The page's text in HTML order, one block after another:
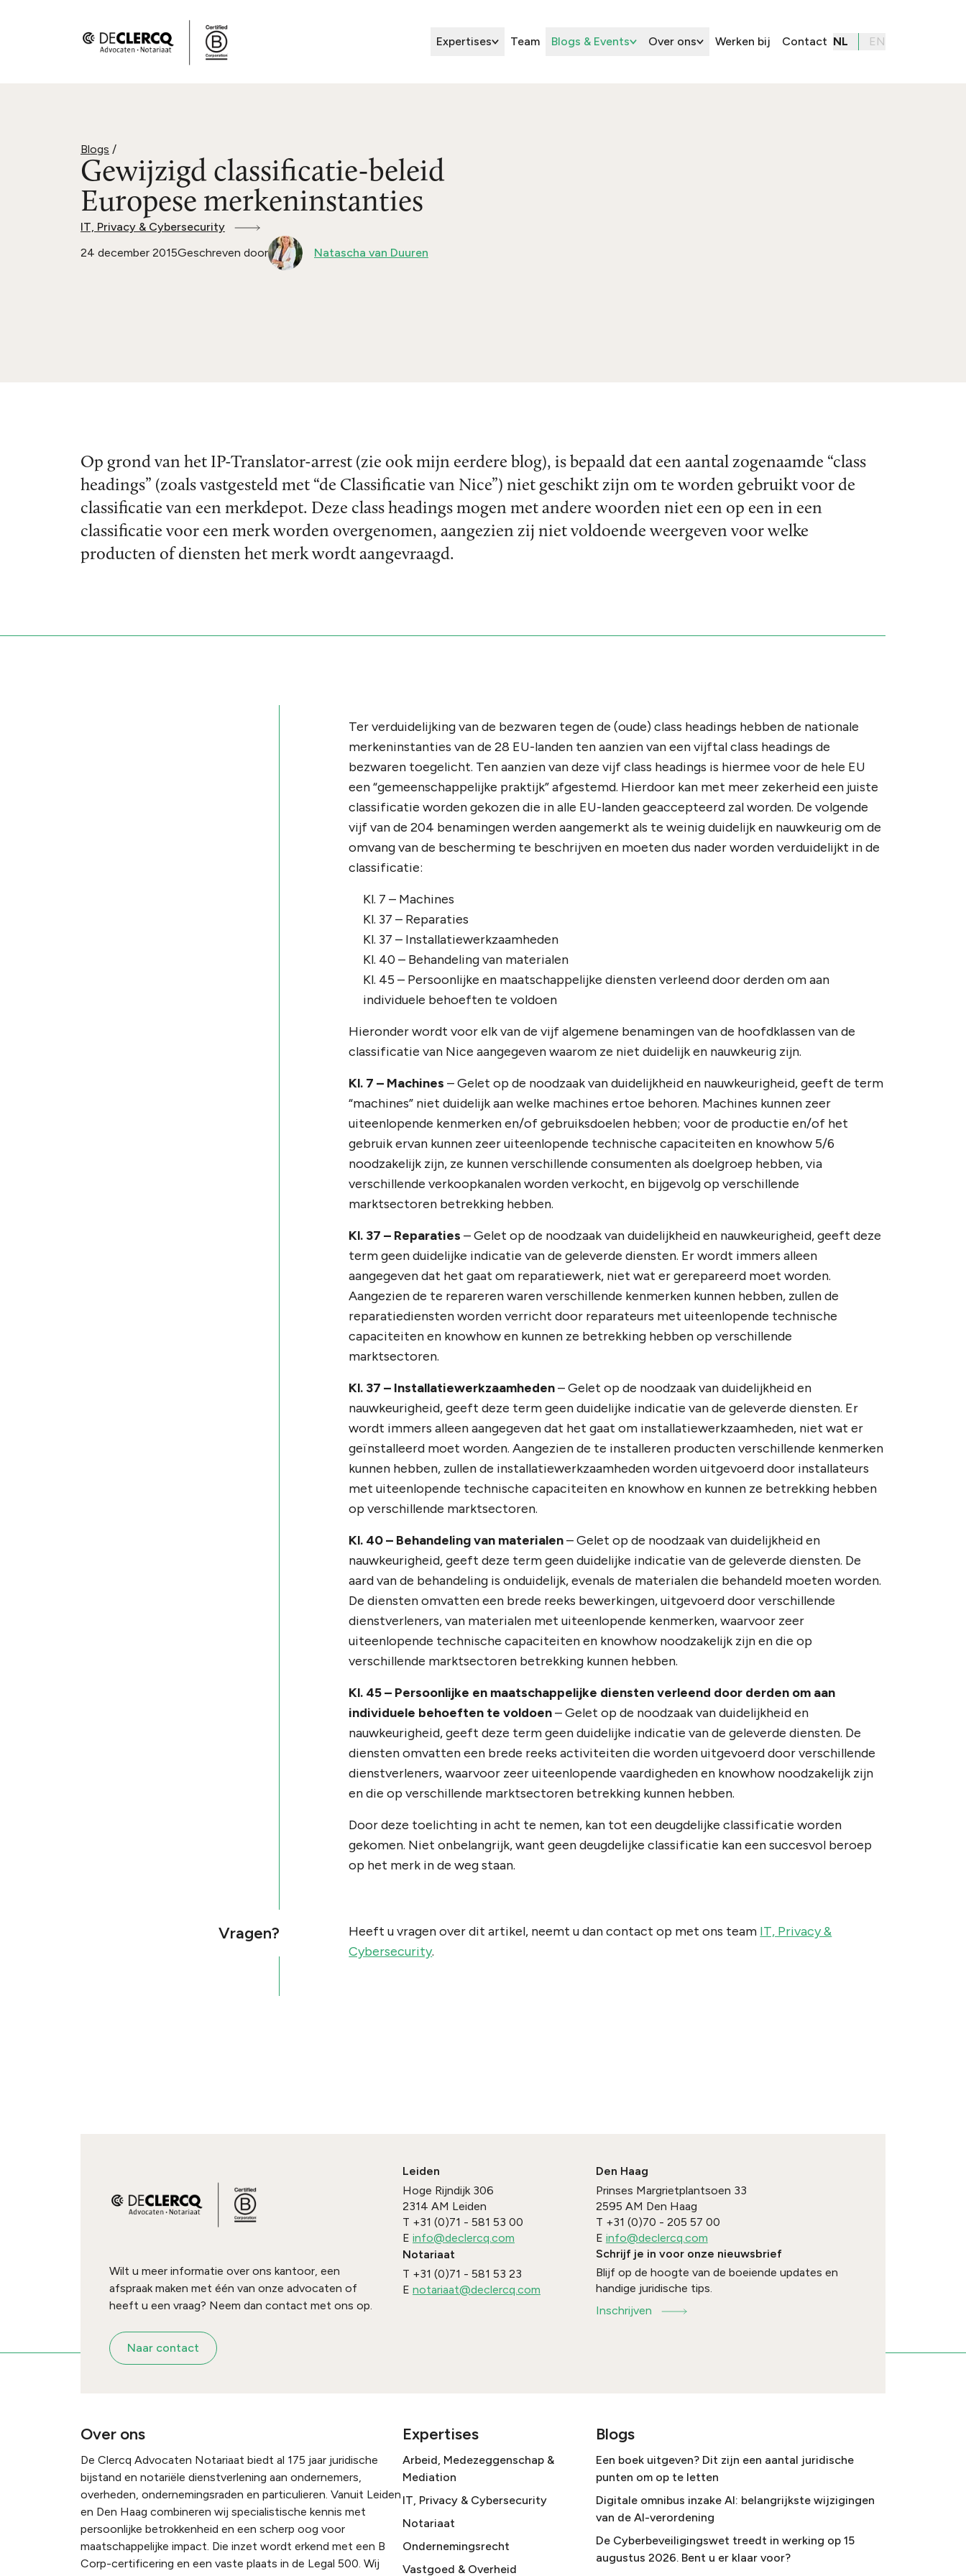
Expertises Team Blogs & Events Over ons Werken bij Contact NL EN
Blogs /
Gewijzigd classificatie-beleid
Europese merkeninstanties
IT, Privacy & Cybersecurity
24 december 2015Geschreven door Natascha van Duuren
Op grond van het IP-Translator-arrest (zie ook mijn eerdere blog), is bepaald dat een aantal zogenaamde “class
headings” (zoals vastgesteld met “de Classificatie van Nice”) niet geschikt zijn om te worden gebruikt voor de
classificatie van een merkdepot. Deze class headings mogen met andere woorden niet een op een in een
classificatie voor een merk worden overgenomen, aangezien zij niet voldoende weergeven voor welke
producten of diensten het merk wordt aangevraagd.
Ter verduidelijking van de bezwaren tegen de (oude) class headings hebben de nationale
merkeninstanties van de 28 EU-landen ten aanzien van een vijftal class headings de
bezwaren toegelicht. Ten aanzien van deze vijf class headings is hiermee voor de hele EU
een “gemeenschappelijke praktijk” afgestemd. Hierdoor kan met meer zekerheid een juiste
classificatie worden gekozen die in alle EU-landen geaccepteerd zal worden. De volgende
vijf van de 204 benamingen werden aangemerkt als te weinig duidelijk en nauwkeurig om de
omvang van de bescherming te beschrijven en moeten dus nader worden verduidelijkt in de
classificatie:
Kl. 7 – Machines
Kl. 37 – Reparaties
Kl. 37 – Installatiewerkzaamheden
Kl. 40 – Behandeling van materialen
Kl. 45 – Persoonlijke en maatschappelijke diensten verleend door derden om aan
individuele behoeften te voldoen
Hieronder wordt voor elk van de vijf algemene benamingen van de hoofdklassen van de
classificatie van Nice aangegeven waarom ze niet duidelijk en nauwkeurig zijn.
Kl. 7 – Machines – Gelet op de noodzaak van duidelijkheid en nauwkeurigheid, geeft de term
“machines” niet duidelijk aan welke machines ertoe behoren. Machines kunnen zeer
uiteenlopende kenmerken en/of gebruiksdoelen hebben; voor de productie en/of het
gebruik ervan kunnen zeer uiteenlopende technische capaciteiten en knowhow 5/6
noodzakelijk zijn, ze kunnen verschillende consumenten als doelgroep hebben, via
verschillende verkoopkanalen worden verkocht, en bijgevolg op verschillende
marktsectoren betrekking hebben.
Kl. 37 – Reparaties – Gelet op de noodzaak van duidelijkheid en nauwkeurigheid, geeft deze
term geen duidelijke indicatie van de geleverde diensten. Er wordt immers alleen
aangegeven dat het gaat om reparatiewerk, niet wat er gerepareerd moet worden.
Aangezien de te repareren waren verschillende kenmerken kunnen hebben, zullen de
reparatiediensten worden verricht door reparateurs met uiteenlopende technische
capaciteiten en knowhow en kunnen ze betrekking hebben op verschillende
marktsectoren.
Kl. 37 – Installatiewerkzaamheden– Gelet op de noodzaak van duidelijkheid en
nauwkeurigheid, geeft deze term geen duidelijke indicatie van de geleverde diensten. Er
wordt immers alleen aangegeven dat het gaat om installatiewerkzaamheden, niet wat er
geïnstalleerd moet worden. Aangezien de te installeren producten verschillende kenmerken
kunnen hebben, zullen de installatiewerkzaamheden worden uitgevoerd door installateurs
met uiteenlopende technische capaciteiten en knowhow en kunnen ze betrekking hebben
op verschillende marktsectoren.
Kl. 40 – Behandeling van materialen– Gelet op de noodzaak van duidelijkheid en
nauwkeurigheid, geeft deze term geen duidelijke indicatie van de geleverde diensten. De
aard van de behandeling is onduidelijk, evenals de materialen die behandeld moeten worden.
De diensten omvatten een brede reeks bewerkingen, uitgevoerd door verschillende
dienstverleners, van materialen met uiteenlopende kenmerken, waarvoor zeer
uiteenlopende technische capaciteiten en knowhow noodzakelijk zijn en die op
verschillende marktsectoren betrekking kunnen hebben.
Kl. 45 – Persoonlijke en maatschappelijke diensten verleend door derden om aan
individuele behoeften te voldoen– Gelet op de noodzaak van duidelijkheid en
nauwkeurigheid, geeft deze term geen duidelijke indicatie van de geleverde diensten. De
diensten omvatten een brede reeks activiteiten die worden uitgevoerd door verschillende
dienstverleners, waarvoor zeer uiteenlopende vaardigheden en knowhow noodzakelijk zijn
en die op verschillende marktsectoren betrekking kunnen hebben.
Door deze toelichting in acht te nemen, kan tot een deugdelijke classificatie worden
gekomen. Niet onbelangrijk, want geen deugdelijke classificatie kan een succesvol beroep
op het merk in de weg staan.
Vragen? Heeft u vragen over dit artikel, neemt u dan contact op met ons team IT, Privacy &
Cybersecurity.
Wilt u meer informatie over ons kantoor, een
afspraak maken met één van onze advocaten of
heeft u een vraag? Neem dan contact met ons op.
Naar contact
Leiden
Hoge Rijndijk 306
2314 AM Leiden
T +31 (0)71 - 581 53 00
E info@declercq.com
Notariaat
T +31 (0)71 - 581 53 23
E notariaat@declercq.com
Den Haag
Prinses Margrietplantsoen 33
2595 AM Den Haag
T +31 (0)70 - 205 57 00
E info@declercq.com
Schrijf je in voor onze nieuwsbrief
Blijf op de hoogte van de boeiende updates en
handige juridische tips.
Inschrijven
Over ons
De Clercq Advocaten Notariaat biedt al 175 jaar juridische
bijstand en notariële dienstverlening aan ondernemers,
overheden, ondernemingsraden en particulieren. Vanuit Leiden
en Den Haag combineren wij specialistische kennis met
persoonlijke betrokkenheid en een scherp oog voor
maatschappelijke impact. Die inzet wordt erkend met een B
Corp-certificering en een vaste plaats in de Legal 500. Wij
Expertises
Arbeid, Medezeggenschap &
Mediation
IT, Privacy & Cybersecurity
Notariaat
Ondernemingsrecht
Vastgoed & Overheid
Blogs
Een boek uitgeven? Dit zijn een aantal juridische
punten om op te letten
Digitale omnibus inzake AI: belangrijkste wijzigingen
van de AI-verordening
De Cyberbeveiligingswet treedt in werking op 15
augustus 2026. Bent u er klaar voor?